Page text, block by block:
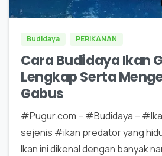
Budidaya PERIKANAN
Cara Budidaya Ikan
Lengkap Serta
Gabus
#Pugur.com – #Budidaya –
sejenis #ikan predator yang
Ikan ini dikenal dengan banyak